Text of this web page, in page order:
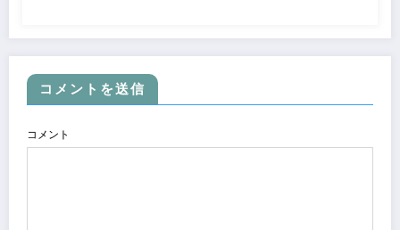
コメントを送信
コメント